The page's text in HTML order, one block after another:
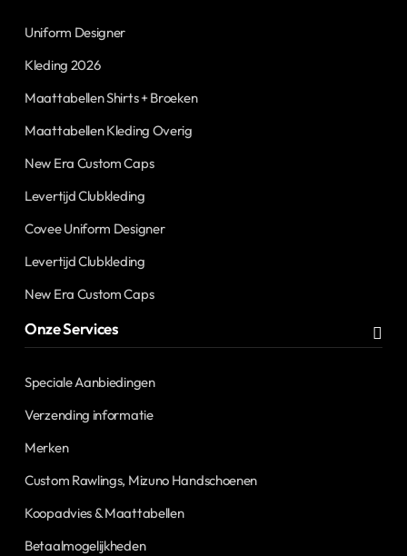
Uniform Designer
Kleding 2026
Maattabellen Shirts + Broeken
Maattabellen Kleding Overig
New Era Custom Caps
Levertijd Clubkleding
Covee Uniform Designer
Levertijd Clubkleding
New Era Custom Caps
Onze Services
Speciale Aanbiedingen
Verzending informatie
Merken
Custom Rawlings, Mizuno Handschoenen
Koopadvies & Maattabellen
Betaalmogelijkheden